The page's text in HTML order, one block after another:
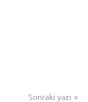
Sonraki yazı